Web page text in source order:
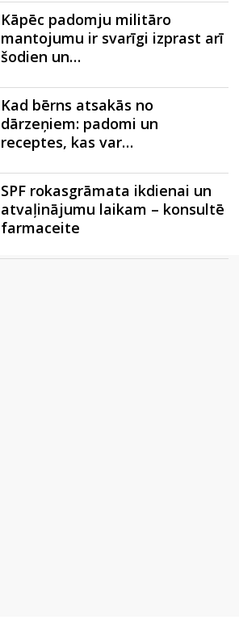
Kāpēc padomju militāro
mantojumu ir svarīgi izprast arī
šodien un…
Kad bērns atsakās no
dārzeņiem: padomi un
receptes, kas var…
SPF rokasgrāmata ikdienai un
atvaļinājumu laikam – konsultē
farmaceite